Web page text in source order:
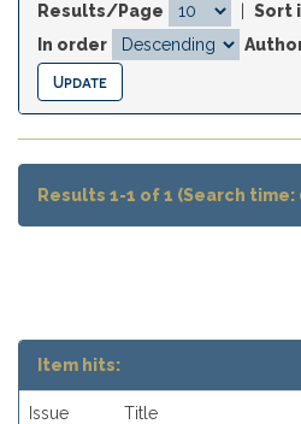
Results/Page
Sort
In order
Results 1-1 of 1 (Search
Item hits:
Issue
Title